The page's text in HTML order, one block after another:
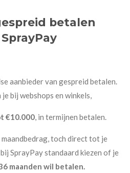
betalen
aanbieder van gespreid betalen.
bij webshops en winkels,
€10.000, in termijnen betalen.
maandbedrag, toch direct tot je
SprayPay standaard kiezen of je
maanden wil betalen.